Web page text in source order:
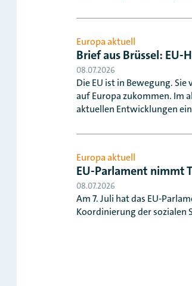
Europa aktuell
Brief aus Brüssel:
08.07.2026
Die EU ist in Bewegung.
auf Europa zukommen. Im
aktuellen Entwicklungen
Europa aktuell
EU-Parlament nimmt
08.07.2026
Am 7. Juli hat das EU-
Koordinierung der sozialen